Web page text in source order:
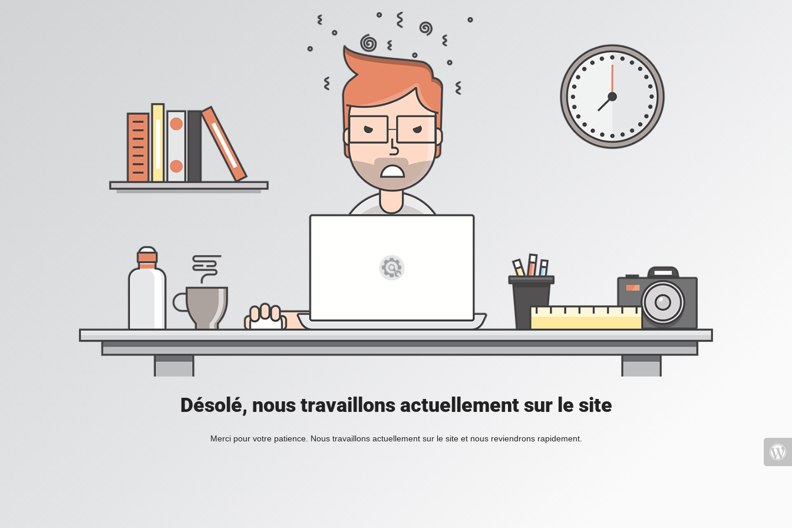
Désolé, nous travaillons actuellement sur le site
Merci pour votre patience. Nous travaillons actuellement sur le site et nous reviendrons rapidement.